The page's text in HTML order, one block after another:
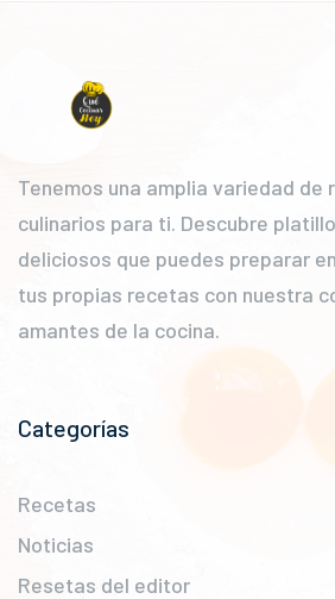
Tenemos una amplia variedad de
culinarios para ti. Descubre
deliciosos que puedes preparar
tus propias recetas con nuestra
amantes de la cocina.
Categorías
Recetas
Noticias
Resetas del editor